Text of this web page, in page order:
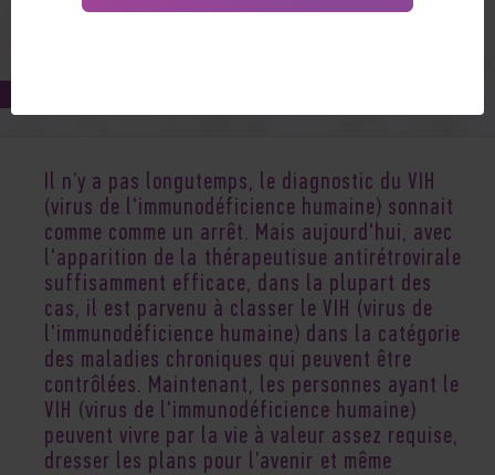
Il n’y a pas longutemps, le diagnostic du VIH
(virus de l'immunodéficience humaine) sonnait
comme comme un arrêt. Mais aujourd'hui, avec
l'apparition de la thérapeutisue antirétrovirale
suffisamment efficace, dans la plupart des
cas, il est parvenu à classer le VIH (virus de
l'immunodéficience humaine) dans la catégorie
des maladies chroniques qui peuvent être
contrôlées. Maintenant, les personnes ayant le
VIH (virus de l'immunodéficience humaine)
peuvent vivre par la vie à valeur assez requise,
dresser les plans pour l’avenir et même